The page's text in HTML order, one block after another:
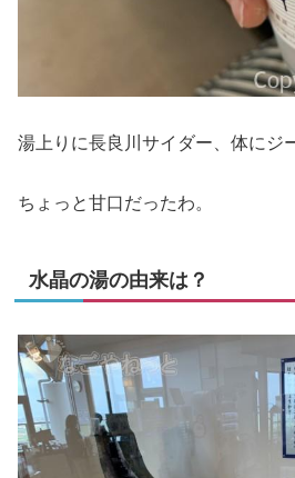
湯上りに長良川サイダー、体に
ちょっと甘口だったわ。
水晶の湯の由来は？